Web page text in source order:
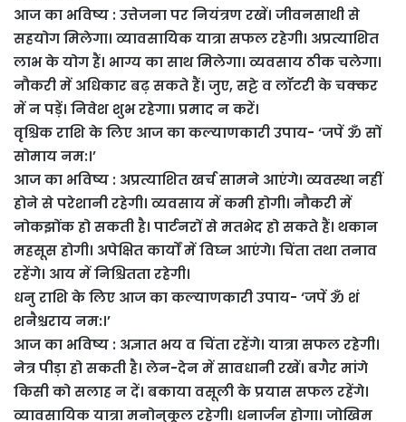
आज का भविष्य : उत्तेजना पर नियंत्रण रखें। जीवनसाथी से
सहयोग मिलेगा। व्यावसायिक यात्रा सफल रहेगी। अप्रत्याशित
लाभ के योग हैं। भाग्य का साथ मिलेगा। व्यवसाय ठीक चलेगा।
नौकरी में अधिकार बढ़ सकते हैं। जुए, सट्टे व लॉटरी के चक्कर
में न पड़ें। निवेश शुभ रहेगा। प्रमाद न करें।
वृश्चिक राशि के लिए आज का कल्याणकारी उपाय- ‘जपें ॐ सों
सोमाय नम:।’
आज का भविष्य : अप्रत्याशित खर्च सामने आएंगे। व्यवस्था नहीं
होने से परेशानी रहेगी। व्यवसाय में कमी होगी। नौकरी में
नोकझोंक हो सकती है। पार्टनरों से मतभेद हो सकते हैं। थकान
महसूस होगी। अपेक्षित कार्यों में विघ्न आएंगे। चिंता तथा तनाव
रहेंगे। आय में निश्चितता रहेगी।
धनु राशि के लिए आज का कल्याणकारी उपाय- ‘जपें ॐ शं
शनैश्चराय नम:।’
आज का भविष्य : अज्ञात भय व चिंता रहेंगे। यात्रा सफल रहेगी।
नेत्र पीड़ा हो सकती है। लेन-देन में सावधानी रखें। बगैर मांगे
किसी को सलाह न दें। बकाया वसूली के प्रयास सफल रहेंगे।
व्यावसायिक यात्रा मनोनुकूल रहेगी। धनार्जन होगा। जोखिम